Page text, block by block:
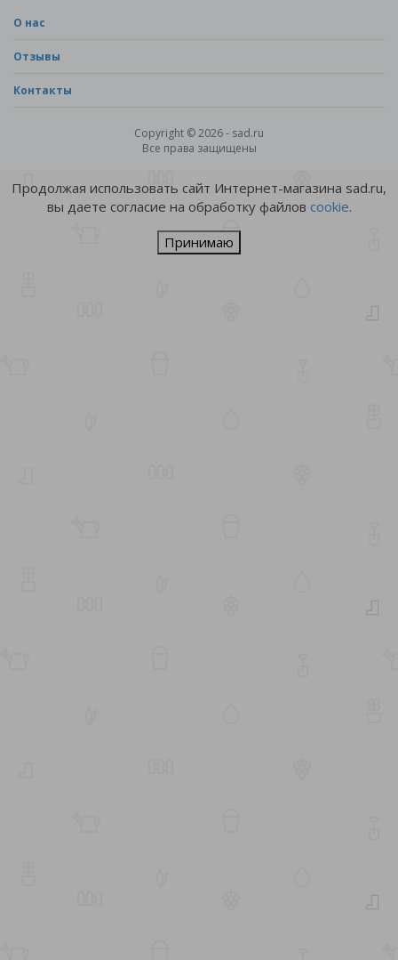
О нас
Отзывы
Контакты
Copyright © 2026 - sad.ru
Все права защищены
Продолжая использовать сайт Интернет-магазина sad.ru,
вы даете согласие на обработку файлов cookie.
Принимаю